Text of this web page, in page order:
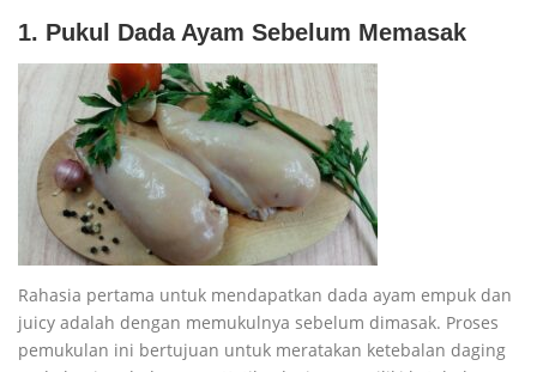
1. Pukul Dada Ayam Sebelum Memasak
Rahasia pertama untuk mendapatkan dada ayam empuk dan
juicy adalah dengan memukulnya sebelum dimasak. Proses
pemukulan ini bertujuan untuk meratakan ketebalan daging